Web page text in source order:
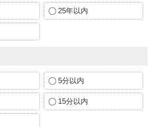
25年以内
5分以内
15分以内